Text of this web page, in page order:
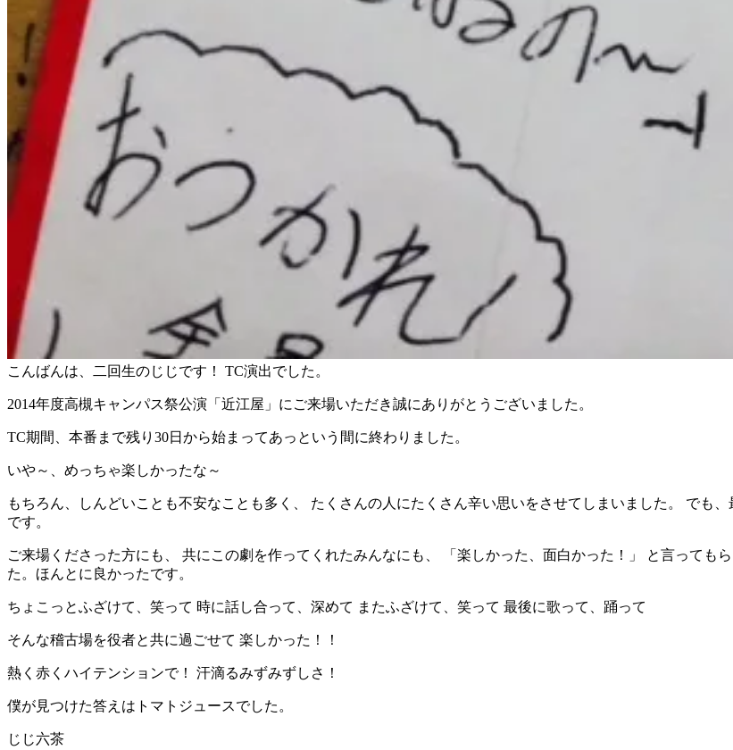
こんばんは、二回生のじじです！ TC演出でした。
2014年度高槻キャンパス祭公演「近江屋」にご来場いただき誠にありがとうございました。
TC期間、本番まで残り30日から始まってあっという間に終わりました。
いや～、めっちゃ楽しかったな～
もちろん、しんどいことも不安なことも多く、 たくさんの人にたくさん辛い思いをさせてしまいました。 でも
です。
ご来場くださった方にも、 共にこの劇を作ってくれたみんなにも、 「楽しかった、面白かった！」 と言っても
た。ほんとに良かったです。
ちょこっとふざけて、笑って 時に話し合って、深めて またふざけて、笑って 最後に歌って、踊って
そんな稽古場を役者と共に過ごせて 楽しかった！！
熱く赤くハイテンションで！ 汗滴るみずみずしさ！
僕が見つけた答えはトマトジュースでした。
じじ六茶